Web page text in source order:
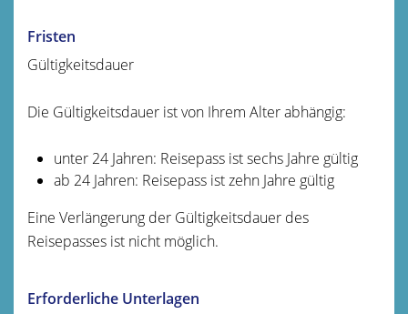
Fristen
Gültigkeitsdauer
Die Gültigkeitsdauer ist von Ihrem Alter abhängig:
unter 24 Jahren: Reisepass ist sechs Jahre gültig
ab 24 Jahren: Reisepass ist zehn Jahre gültig
Eine Verlängerung der Gültigkeitsdauer des
Reisepasses ist nicht möglich.
Erforderliche Unterlagen